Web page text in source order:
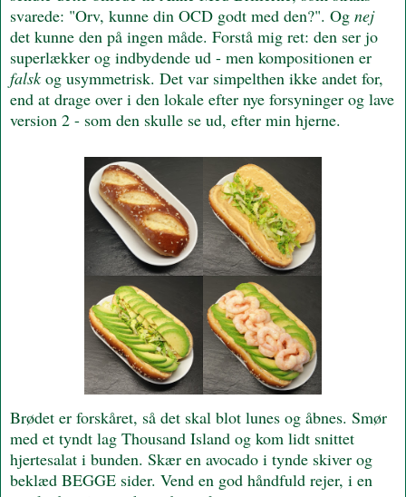
svarede: "Orv, kunne din OCD godt med den?". Og nej
det kunne den på ingen måde. Forstå mig ret: den ser jo
superlækker og indbydende ud - men kompositionen er
falskog usymmetrisk. Det var simpelthen ikke andet for,
end at drage over i den lokale efter nye forsyninger og lave
version 2 - som den skulle se ud, efter min hjerne.
Brødet er forskåret, så det skal blot lunes og åbnes. Smør
med et tyndt lag Thousand Island og kom lidt snittet
hjertesalat i bunden. Skær en avocado i tynde skiver og
beklæd BEGGE sider. Vend en god håndfuld rejer, i en